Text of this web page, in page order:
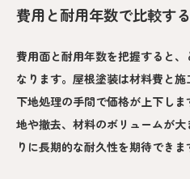
費用と耐用年数で比較する
費用面と耐用年数を把握すると
なります。屋根塗装は材料費と
下地処理の手間で価格が上下し
地や撤去、材料のボリュームが
りに長期的な耐久性を期待できま